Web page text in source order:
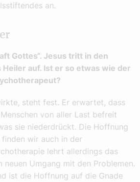
an.
Gottes“. Jesus tritt in den
Heiler auf. Ist er so etwas wie der
steht fest. Er erwartet, dass
von aller Last befreit
sie niederdrückt. Die Hoffnung
wir auch in der
lehrt allerdings das
neuen Umgang mit den Problemen.
ist die Hoffnung auf die Gnade